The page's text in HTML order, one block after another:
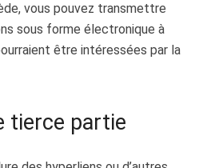
vous pouvez transmettre
sous forme électronique à
être intéressées par la
tierce partie